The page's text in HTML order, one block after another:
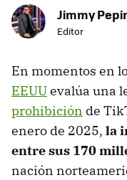
Jimmy
Editor
En momentos en
EEUUevalúa una
prohibición de
enero de 2025, la
entre sus 170
nación